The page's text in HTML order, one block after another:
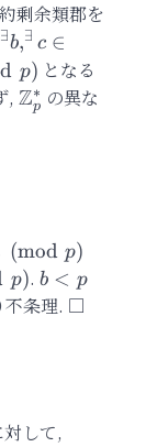
剰余類郡を
^\exists
(b \neq c)
∃b,∃ c ∈
p) となる
, Zp
∗ の異な
(mod p)
p). b
<
b < p
条理.
対して,